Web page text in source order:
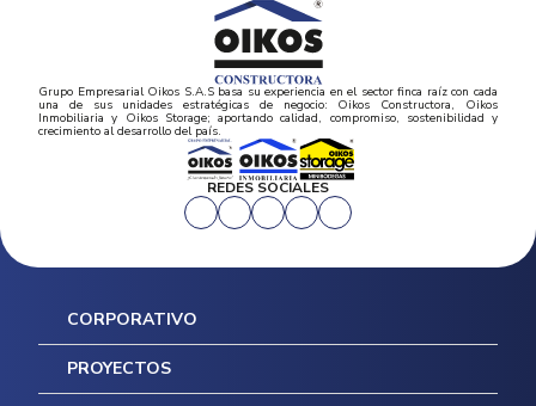
Grupo Empresarial Oikos S.A.S basa su experiencia en el sector finca raíz con cada
una de sus unidades estratégicas de negocio: Oikos Constructora, Oikos
Inmobiliaria y Oikos Storage; aportando calidad, compromiso, sostenibilidad y
crecimiento al desarrollo del país.
REDES SOCIALES
CORPORATIVO
Inicio
PROYECTOS